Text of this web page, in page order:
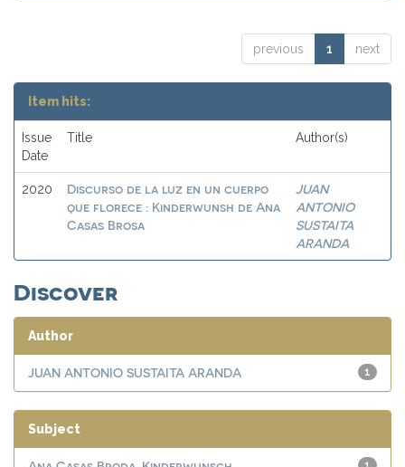
previous 1 next
Item hits:
Issue
Date
Title Author(s)
2020
Discurso de la luz en un cuerpo
que florece : Kinderwunsh de Ana
Casas Brosa
JUAN
ANTONIO
SUSTAITA
ARANDA
Discover
Author
1
JUAN ANTONIO SUSTAITA ARANDA
Subject